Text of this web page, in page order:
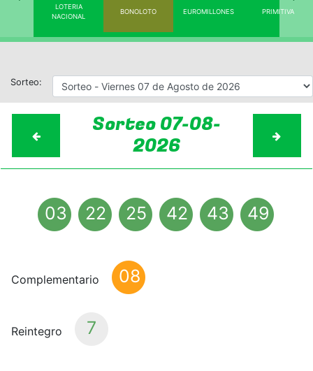
LOTERIA
NACIONAL
BONOLOTO EUROMILLONES PRIMITIVA
Sorteo:
Sorteo 07-08-
2026
03 22 25 42 43 49
Complementario 08
Reintegro 7